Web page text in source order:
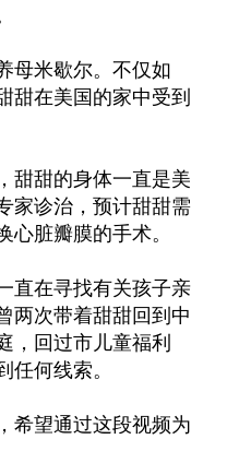
母米歇尔。不仅如
甜在美国的家中受到
甜甜的身体一直是美
家诊治，预计甜甜需
心脏瓣膜的手术。
直在寻找有关孩子亲
两次带着甜甜回到中
，回过市儿童福利
任何线索。
希望通过这段视频为